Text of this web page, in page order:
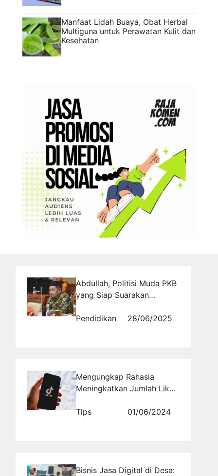
Manfaat Lidah Buaya, Obat Herbal
Multiguna untuk Perawatan Kulit dan
Kesehatan
Abdullah, Politisi Muda PKB
yang Siap Suarakan
Pendidikan
28/06/2025
Mengungkap Rahasia
Meningkatkan Jumlah Like,
TikTok dengan Cara Alami
Tips 01/06/2024
Bisnis Jasa Digital di Desa: